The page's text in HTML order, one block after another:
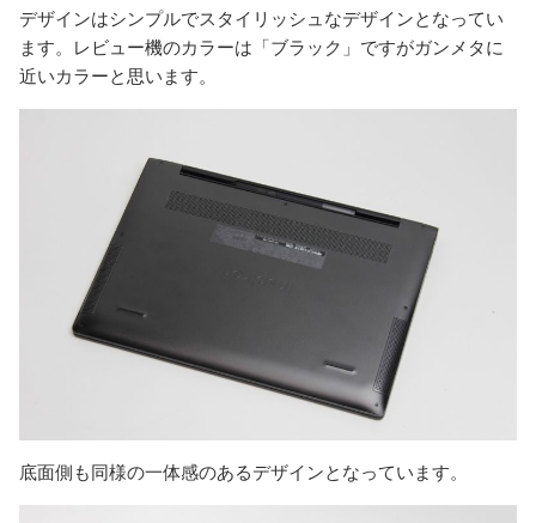
デザインはシンプルでスタイリッシュなデザインとなってい
ます。レビュー機のカラーは「ブラック」ですがガンメタに
近いカラーと思います。
底面側も同様の一体感のあるデザインとなっています。